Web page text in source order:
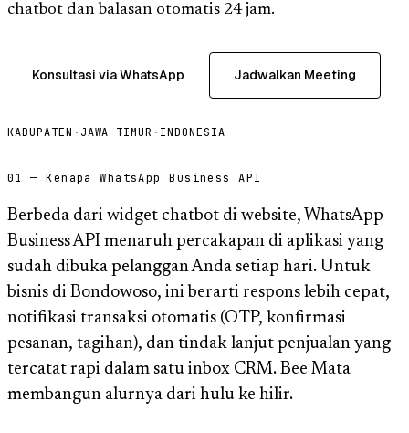
chatbot dan balasan otomatis 24 jam.
Konsultasi via WhatsApp Jadwalkan Meeting
KABUPATEN · JAWA TIMUR · INDONESIA
01 — Kenapa WhatsApp Business API
Berbeda dari widget chatbot di website, WhatsApp
Business API menaruh percakapan di aplikasi yang
sudah dibuka pelanggan Anda setiap hari. Untuk
bisnis di Bondowoso, ini berarti respons lebih cepat,
notifikasi transaksi otomatis (OTP, konfirmasi
pesanan, tagihan), dan tindak lanjut penjualan yang
tercatat rapi dalam satu inbox CRM. Bee Mata
membangun alurnya dari hulu ke hilir.